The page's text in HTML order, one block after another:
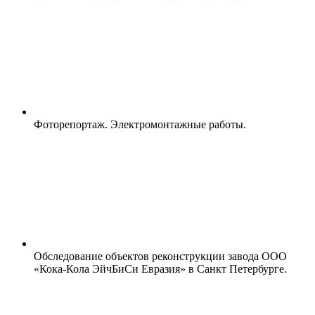
Фоторепортаж. Электромонтажные работы.
Обследование объектов реконструкции завода ООО
«Кока-Кола ЭйчБиСи Евразия» в Санкт Петербурге.